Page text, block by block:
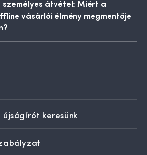
személyes átvétel: Miért a
vásárlói élmény megmentője
újságírót keresünk